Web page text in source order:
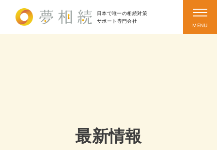
日本で唯一の相続対策
サポート 専門会社
最新情報